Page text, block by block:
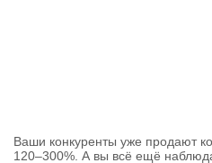
Ваши конкуренты уже продают
120–300%. А вы всё ещё